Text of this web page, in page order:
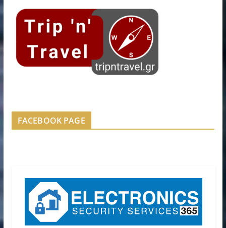
FACEBOOK PAGE